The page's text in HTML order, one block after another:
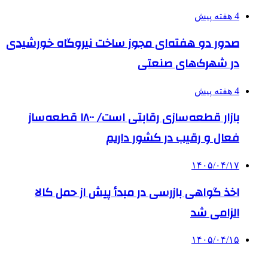
4 هفته پیش
صدور دو هفته‌ای مجوز ساخت نیروگاه خورشیدی
در شهرک‌های صنعتی
4 هفته پیش
بازار قطعه‌سازی رقابتی است/ ۱۸۰۰ قطعه‌ساز
فعال و رقیب در کشور داریم
۱۴۰۵/۰۴/۱۷
اخذ گواهی بازرسی در مبدأ پیش از حمل کالا
الزامی شد
۱۴۰۵/۰۴/۱۵